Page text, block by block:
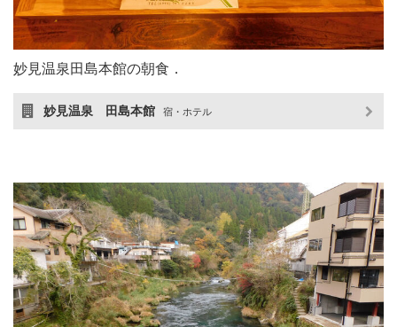
妙見温泉田島本館の朝食．
妙見温泉 田島本館 宿・ホテル